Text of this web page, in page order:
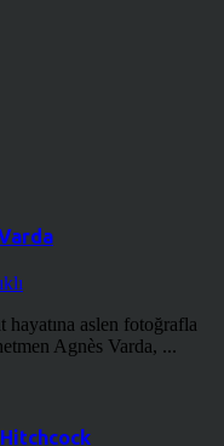
hayatına aslen fotoğrafla
Agnès Varda, ...